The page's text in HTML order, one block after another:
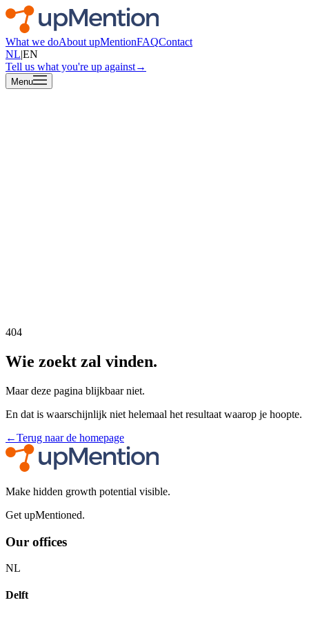
What we doAbout upMentionFAQContact
NL|EN
Tell us what you're up against→
Menu
404
Wie zoekt zal vinden.
Maar deze pagina blijkbaar niet.
En dat is waarschijnlijk niet helemaal het resultaat waarop je hoopte.
←Terug naar de homepage
Make hidden growth potential visible.
Get upMentioned.
Our offices
NL
Delft